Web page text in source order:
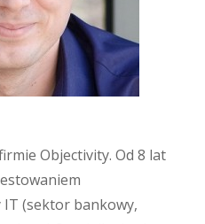
Objectivity. Od 8 lat
(sektor bankowy,